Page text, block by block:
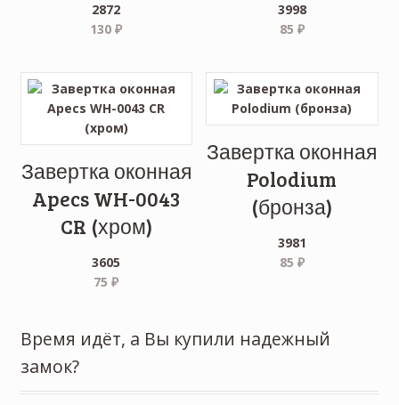
2872
130₽
3998
85 ₽
Завертка оконная
Apecs WH-0043
CR (хром)
3605
75₽
Завертка оконная
Polodium
(бронза)
3981
85 ₽
Время идёт, а Вы купили надежный
замок?